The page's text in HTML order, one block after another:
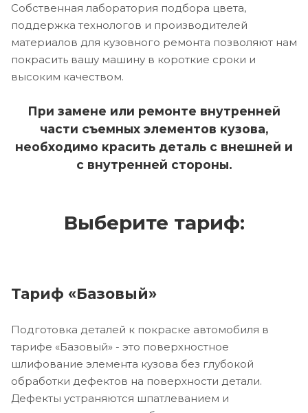
Собственная лаборатория подбора цвета,
поддержка технологов и производителей
материалов для кузовного ремонта позволяют нам
покрасить вашу машину в короткие сроки и
высоким качеством.
При замене или ремонте внутренней
части съемных элементов кузова,
необходимо красить деталь с внешней и
с внутренней стороны.
Выберите тариф:
Тариф «Базовый»
Подготовка деталей к покраске автомобиля в
тарифе «Базовый» - это поверхностное
шлифование элемента кузова без глубокой
обработки дефектов на поверхности детали.
Дефекты устраняются шпатлеванием и